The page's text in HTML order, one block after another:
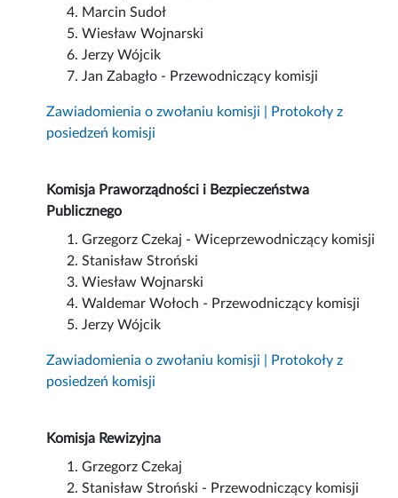
Marcin Sudoł
Wiesław Wojnarski
Jerzy Wójcik
Jan Zabagło - Przewodniczący komisji
Zawiadomienia o zwołaniu komisji | Protokoły z
posiedzeń komisji
Komisja Praworządności i Bezpieczeństwa
Publicznego
Grzegorz Czekaj - Wiceprzewodniczący komisji
Stanisław Stroński
Wiesław Wojnarski
Waldemar Wołoch - Przewodniczący komisji
Jerzy Wójcik
Zawiadomienia o zwołaniu komisji | Protokoły z
posiedzeń komisji
Komisja Rewizyjna
Grzegorz Czekaj
Stanisław Stroński - Przewodniczący komisji